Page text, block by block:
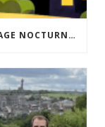
ACCEPTABILITÉ SOCIALE DE L’ÉCLAIRAGE NOCTURNE : LE REPLAY EST DISPONIBLE